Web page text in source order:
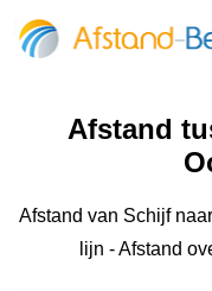
Afstand
Afstand van Schijf
lijn - Afstand